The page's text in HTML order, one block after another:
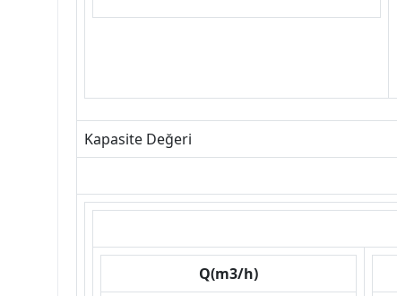
Kapasite Değeri
Q(m3/h)